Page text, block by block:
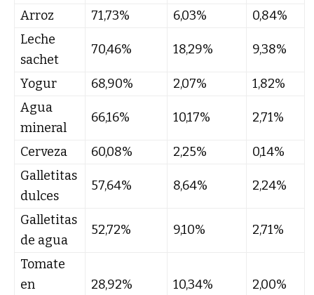
Arroz 71,73% 6,03%
0,84%
Leche
sachet
70,46% 18,29% 9,38%
Yogur 68,90% 2,07%
1,82%
Agua
mineral
66,16% 10,17% 2,71%
Cerveza 60,08% 2,25%
0,14%
Galletitas
dulces
57,64% 8,64% 2,24%
Galletitas
de agua
52,72% 9,10% 2,71%
Tomate
en
28,92% 10,34% 2,00%